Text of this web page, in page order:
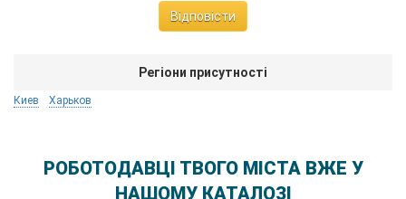
Відповісти
Регіони присутності
Киев Харьков
РОБОТОДАВЦІ ТВОГО МІСТА ВЖЕ У
НАШОМУ КАТАЛОЗІ